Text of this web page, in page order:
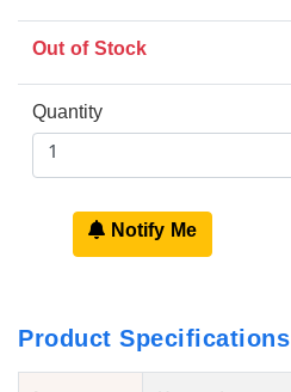
Out of Stock
Quantity
Notify Me
Product Specifications